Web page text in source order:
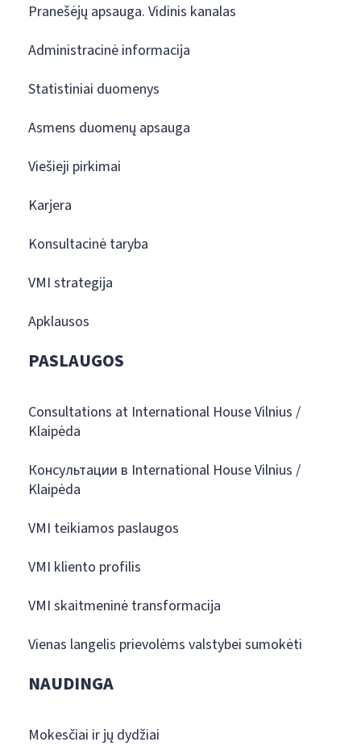
Pranešėjų apsauga. Vidinis kanalas
Administracinė informacija
Statistiniai duomenys
Asmens duomenų apsauga
Viešieji pirkimai
Karjera
Konsultacinė taryba
VMI strategija
Apklausos
PASLAUGOS
Consultations at International House Vilnius /
Klaipėda
Консультации в International House Vilnius /
Klaipėda
VMI teikiamos paslaugos
VMI kliento profilis
VMI skaitmeninė transformacija
Vienas langelis prievolėms valstybei sumokėti
NAUDINGA
Mokesčiai ir jų dydžiai